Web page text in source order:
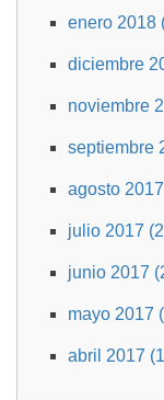
enero 2018
diciembre
noviembre
septiembre
agosto
julio 2017
junio 2017
mayo 2017
abril 2017